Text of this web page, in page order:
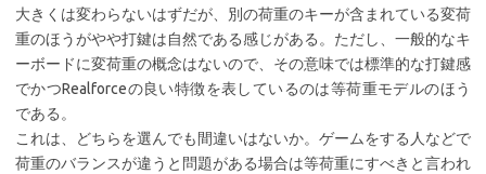
大きくは変わらないはずだが、別の荷重のキーが含まれている変荷
重のほうがやや打鍵は自然である感じがある。ただし、一般的なキ
ーボードに変荷重の概念はないので、その意味では標準的な打鍵感
でかつRealforceの良い特徴を表しているのは等荷重モデルのほう
である。
これは、どちらを選んでも間違いはないか。ゲームをする人などで
荷重のバランスが違うと問題がある場合は等荷重にすべきと言われ